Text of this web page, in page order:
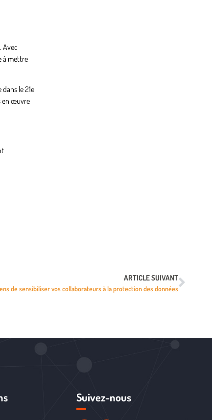
Avec
à mettre
le 21e
en œuvre
ARTICLE SUIVANT
de sensibiliser vos collaborateurs à la protection des données
Suivez-nous